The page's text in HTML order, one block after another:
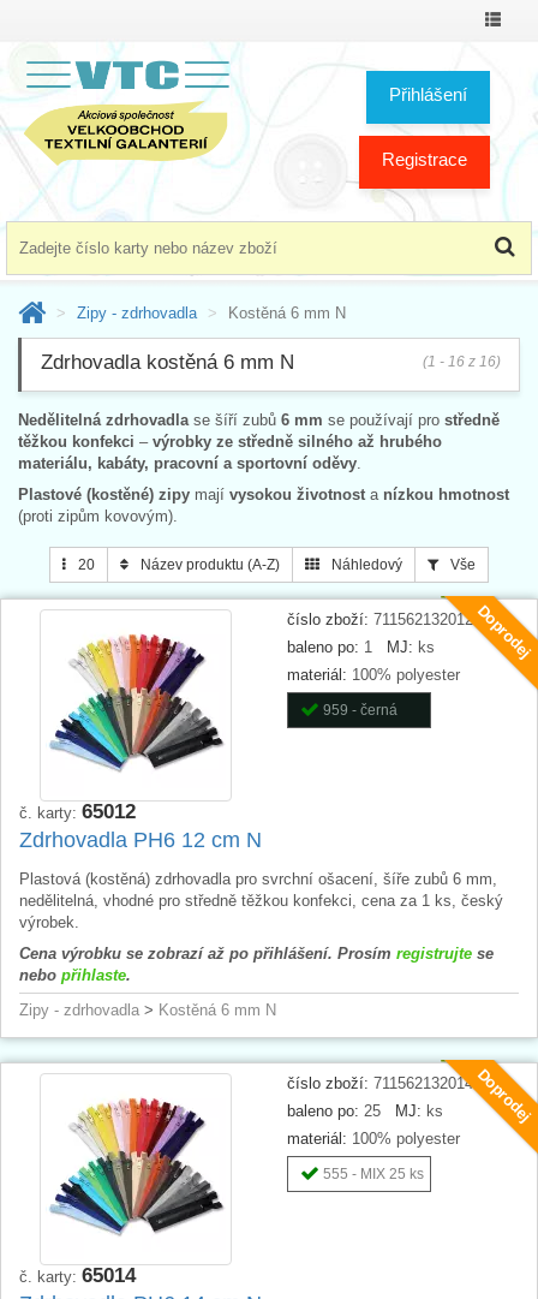
Přihlášení
Registrace
Zipy - zdrhovadla Kostěná 6 mm N
Zdrhovadla kostěná 6 mm N (1 - 16 z 16)
Nedělitelná zdrhovadla se šíří zubů 6 mm se používají pro středně
těžkou konfekci – výrobky ze středně silného až hrubého
materiálu, kabáty, pracovní a sportovní oděvy
Plastové (kostěné) zipy mají vysokou životnost a nízkou hmotnost
(proti zipům kovovým).
20 Název produktu (A-Z) Náhledový Vše
Doprodej
číslo zboží: 711562132012
baleno po: 1 MJ: ks
materiál: 100% polyester
959 - černá
č. karty: 65012
Zdrhovadla PH6 12 cm N
Plastová (kostěná) zdrhovadla pro svrchní ošacení, šíře zubů 6 mm,
nedělitelná, vhodné pro středně těžkou konfekci, cena za 1 ks, český
výrobek.
Cena výrobku se zobrazí až po přihlášení. Prosím registrujte se
nebo přihlaste.
Zipy - zdrhovadla > Kostěná 6 mm N
Doprodej
číslo zboží: 711562132014
baleno po: 25 MJ: ks
materiál: 100% polyester
555 - MIX 25 ks
č. karty: 65014